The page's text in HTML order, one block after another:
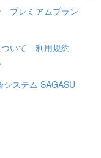
プレミアムプラン
いて
利用規約
ステム SAGASU